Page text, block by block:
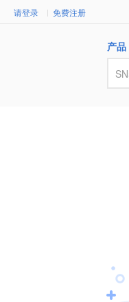
请登录 免费注册
产品